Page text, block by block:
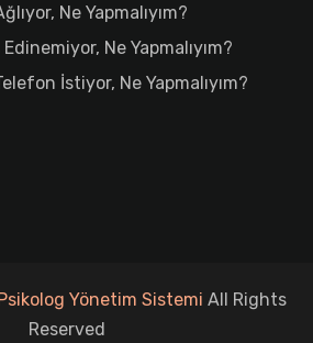
Ne Yapmalıyım?
Ne Yapmalıyım?
İstiyor, Ne Yapmalıyım?
Yönetim Sistemi All Rights
Reserved